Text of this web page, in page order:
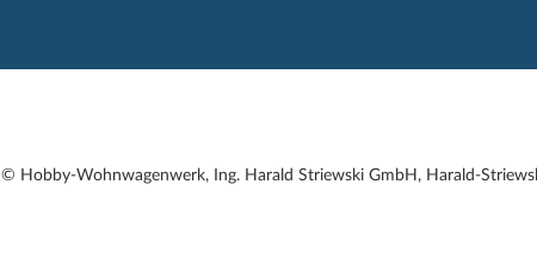
© Hobby-Wohnwagenwerk, Ing. Harald Striewski GmbH, Harald-